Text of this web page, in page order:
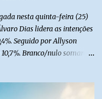
nesta quinta-feira (25)
Dias lidera as intenções
Seguido por Allyson
Branco/nulo somaram
de 2026. O levantamento